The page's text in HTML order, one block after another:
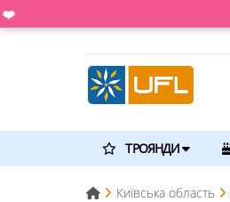
ТРОЯНДИ
Київська область